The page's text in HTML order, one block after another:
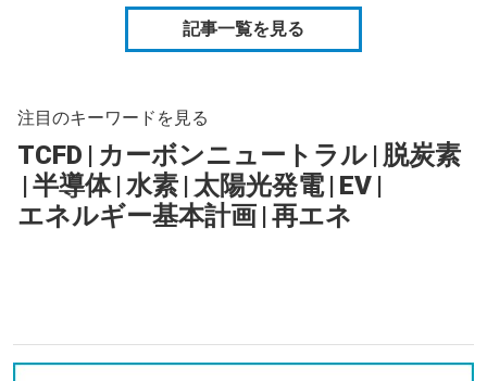
記事一覧を見る
注目のキーワードを見る
TCFD | カーボンニュートラル | 脱炭素
|半導体 |水素 | 太陽光発電 | EV |
エネルギー基本計画 |再エネ